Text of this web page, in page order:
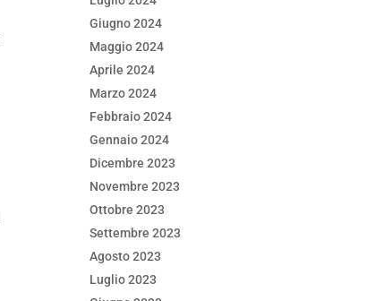
Giugno 2024
Maggio 2024
Aprile 2024
Marzo 2024
Febbraio 2024
Gennaio 2024
Dicembre 2023
Novembre 2023
Ottobre 2023
Settembre 2023
Agosto 2023
Luglio 2023